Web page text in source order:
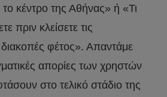
κέντρο της Αθήνας» ή «Τι
πριν κλείσετε τις
διακοπές φέτος». Απαντάμε
απορίες των χρηστών
στο τελικό στάδιο της